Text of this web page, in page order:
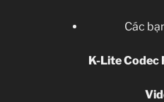
Các
K-Lite Codec